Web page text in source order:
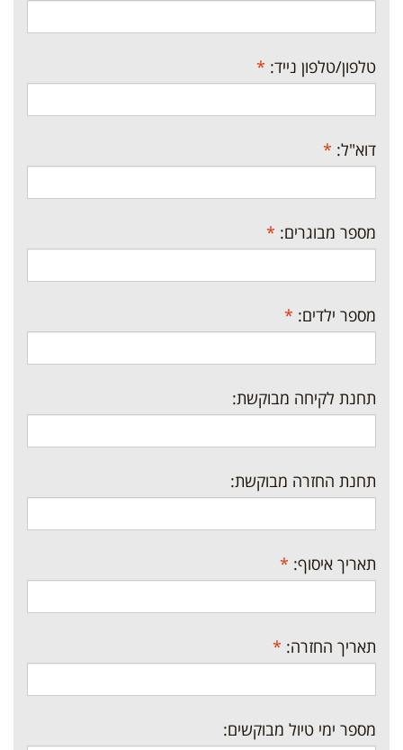
טלפון/טלפון נייד: *
דוא"ל: *
מספר מבוגרים: *
מספר ילדים: *
תחנת לקיחה מבוקשת:
תחנת החזרה מבוקשת:
תאריך איסוף: *
תאריך החזרה: *
מספר ימי טיול מבוקשים: